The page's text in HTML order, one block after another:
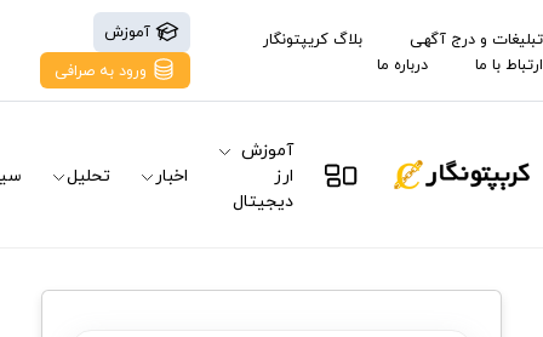
تبلیغات و درج آگهی
بلاگ کریپتونگار
ارتباط با ما
درباره ما
آموزش
ورود به صرافی
آموزش
ارز
دیجیتال
اخبار تحلیل